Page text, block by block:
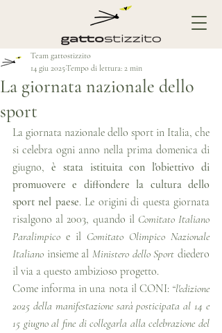
La giornata nazionale dello
sport
Team gattostizzito
14 giu 2025Tempo di lettura: 2 min
La giornata nazionale dello sport in Italia, che
si celebra ogni anno nella prima domenica di
giugno, è stata istituita con l'obiettivo di
promuovere e diffondere la cultura dello
sport nel paese. Le origini di questa giornata
risalgono al 2003, quando il Comitato Italiano
Paralimpico e il Comitato Olimpico Nazionale
Italiano insieme al Ministero dello Sport diedero
il via a questo ambizioso progetto.
Come informa in una nota il CONI: “l'edizione
2025 della manifestazione sarà posticipata al 14 e
15 giugno al fine di collegarla alla celebrazione del